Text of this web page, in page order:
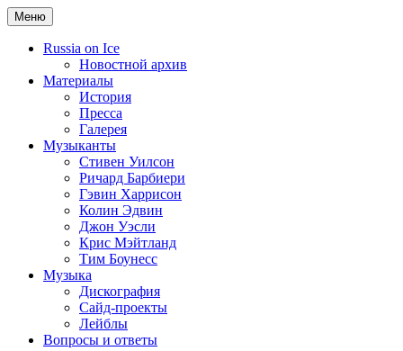
Меню
Russia on Ice
Новостной архив
Материалы
История
Пресса
Галерея
Музыканты
Стивен Уилсон
Ричард Барбиери
Гэвин Харрисон
Колин Эдвин
Джон Уэсли
Крис Мэйтланд
Тим Боунесс
Музыка
Дискография
Сайд-проекты
Лейблы
Вопросы и ответы